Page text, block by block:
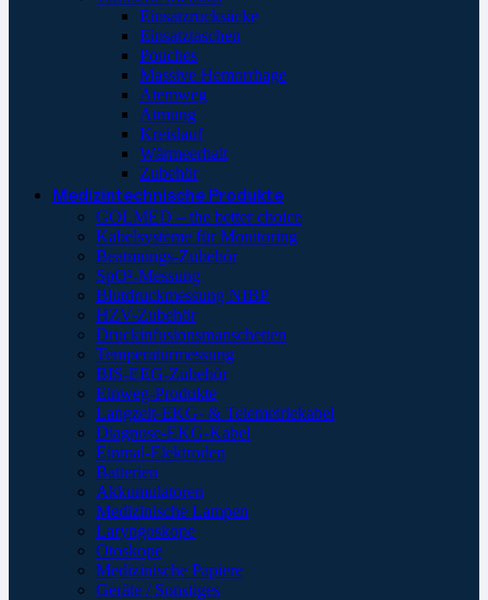
Einsatzrucksäcke
Einsatztaschen
Pouches
Massive Hemorrhage
Atemweg
Atmung
Kreislauf
Wärmeerhalt
Zubehör
Medizintechnische Produkte
GOLMED – the better choice
Kabelsysteme für Monitoring
Beatmungs-Zubehör
SpO²-Messung
Blutdruckmessung NIBP
HZV-Zubehör
Druckinfusionsmanschetten
Temperaturmessung
BIS-EEG-Zubehör
Einweg-Produkte
Langzeit-EKG- & Telemetriekabel
Diagnose-EKG-Kabel
Einmal-Elektroden
Batterien
Akkumulatoren
Medizinische Lampen
Laryngoskope
Otoskope
Medizinische Papiere
Geräte / Sonstiges